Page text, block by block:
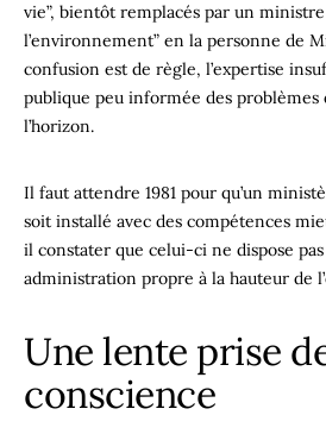
vie”, bientôt remplacés par un
l’environnement” en la personne de
confusion est de règle, l’expertise
publique peu informée des
l’horizon.
Il faut attendre 1981 pour qu’un
soit installé avec des compétences
il constater que celui-ci ne dispose pas
administration propre à la hauteur de
Une lente prise
conscience